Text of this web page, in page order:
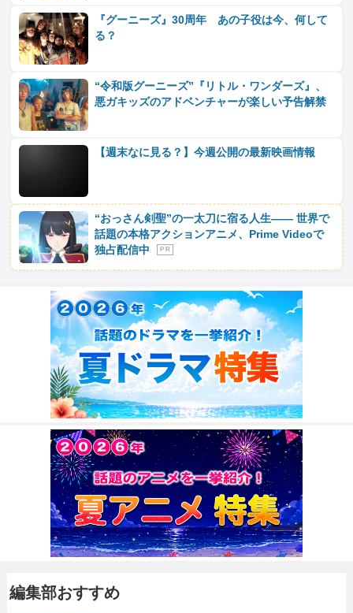
『グーニーズ』30周年 あの子役は今、何して
る？
“令和版グーニーズ”『リトル・ワンダーズ』、
悪ガキッズのアドベンチャーが楽しい予告解禁
【週末なに見る？】今週公開の最新映画情報
“おっさん剣聖”の一太刀に宿る人生―― 世界で
話題の本格アクションアニメ、Prime Videoで
独占配信中
P R
編集部おすすめ